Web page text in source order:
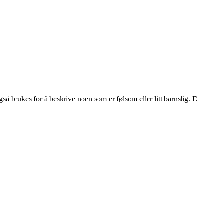
brukes for å beskrive noen som er følsom eller litt barnslig.